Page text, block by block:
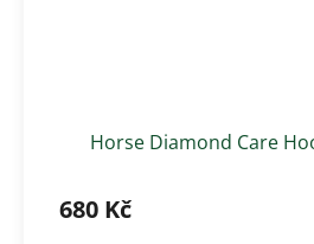
Horse Diamond Care
680 Kč